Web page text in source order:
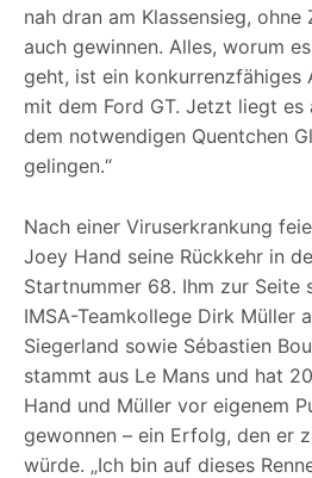
nah dran am Klassensieg,
auch gewinnen. Alles, worum
geht, ist ein konkurrenzfähiges
mit dem Ford GT. Jetzt liegt es
dem notwendigen Quentchen
gelingen.“
Nach einer Viruserkrankung
Joey Hand seine Rückkehr in
Startnummer 68. Ihm zur Seite
IMSA-Teamkollege Dirk Müller
Siegerland sowie Sébastien
stammt aus Le Mans und hat
Hand und Müller vor eigenem
gewonnen – ein Erfolg, den er
würde. „Ich bin auf dieses